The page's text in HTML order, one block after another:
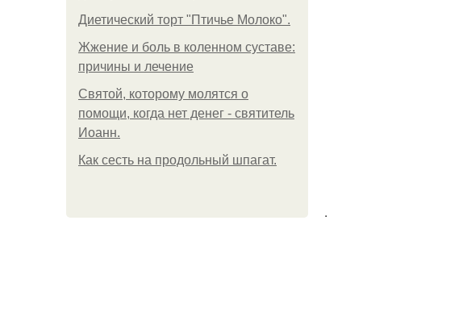
Диетический торт "Птичье Молоко".
Жжение и боль в коленном суставе:
причины и лечение
Святой, которому молятся о
помощи, когда нет денег - святитель
Иоанн.
Как сесть на продольный шпагат.
.